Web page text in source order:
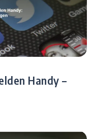
Handy –